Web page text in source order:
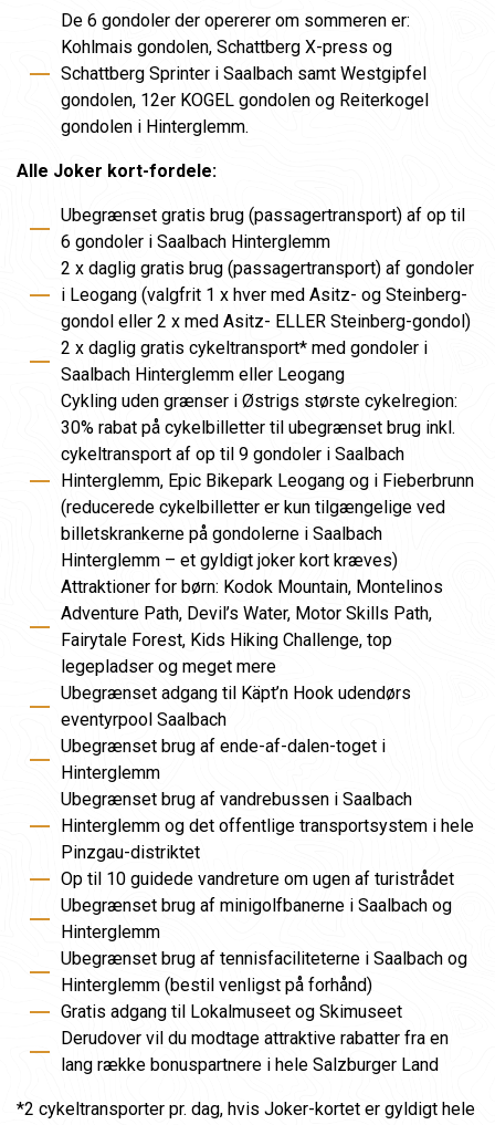
De 6 gondoler der opererer om sommeren er:
Kohlmais gondolen, Schattberg X-press og
Schattberg Sprinter i Saalbach samt Westgipfel
gondolen, 12er KOGEL gondolen og Reiterkogel
gondolen i Hinterglemm.
Alle Joker kort-fordele:
Ubegrænset gratis brug (passagertransport) af op til
6 gondoler i Saalbach Hinterglemm
2 x daglig gratis brug (passagertransport) af gondoler
i Leogang (valgfrit 1 x hver med Asitz- og Steinberg-
gondol eller 2 x med Asitz- ELLER Steinberg-gondol)
2 x daglig gratis cykeltransport* med gondoler i
Saalbach Hinterglemm eller Leogang
Cykling uden grænser i Østrigs største cykelregion:
30% rabat på cykelbilletter til ubegrænset brug inkl.
cykeltransport af op til 9 gondoler i Saalbach
Hinterglemm, Epic Bikepark Leogang og i Fieberbrunn
(reducerede cykelbilletter er kun tilgængelige ved
billetskrankerne på gondolerne i Saalbach
Hinterglemm – et gyldigt joker kort kræves)
Attraktioner for børn: Kodok Mountain, Montelinos
Adventure Path, Devil’s Water, Motor Skills Path,
Fairytale Forest, Kids Hiking Challenge, top
legepladser og meget mere
Ubegrænset adgang til Käpt’n Hook udendørs
eventyrpool Saalbach
Ubegrænset brug af ende-af-dalen-toget i
Hinterglemm
Ubegrænset brug af vandrebussen i Saalbach
Hinterglemm og det offentlige transportsystem i hele
Pinzgau-distriktet
Op til 10 guidede vandreture om ugen af ​​turistrådet
Ubegrænset brug af minigolfbanerne i Saalbach og
Hinterglemm
Ubegrænset brug af tennisfaciliteterne i Saalbach og
Hinterglemm (bestil venligst på forhånd)
Gratis adgang til Lokalmuseet og Skimuseet
Derudover vil du modtage attraktive rabatter fra en
lang række bonuspartnere i hele Salzburger Land
*2 cykeltransporter pr. dag, hvis Joker-kortet er gyldigt hele